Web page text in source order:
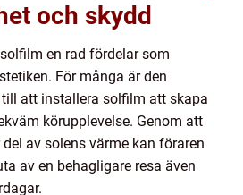
och skydd
en rad fördelar som
För många är den
att installera solfilm att skapa
körupplevelse. Genom att
av solens värme kan föraren
av en behagligare resa även